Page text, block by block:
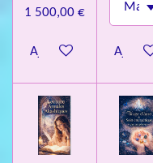
1 500,00 €
Ajouter au panier